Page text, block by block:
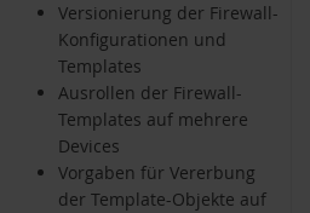
Versionierung der Firewall-
Konfigurationen und
Templates
Ausrollen der Firewall-
Templates auf mehrere
Devices
Vorgaben für Vererbung
der Template-Objekte auf